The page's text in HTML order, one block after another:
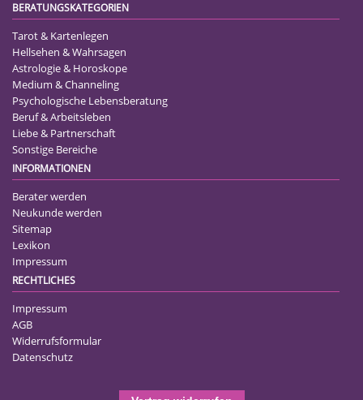
BERATUNGSKATEGORIEN
Tarot & Kartenlegen
Hellsehen & Wahrsagen
Astrologie & Horoskope
Medium & Channeling
Psychologische Lebensberatung
Beruf & Arbeitsleben
Liebe & Partnerschaft
Sonstige Bereiche
INFORMATIONEN
Berater werden
Neukunde werden
Sitemap
Lexikon
Impressum
RECHTLICHES
Impressum
AGB
Widerrufsformular
Datenschutz